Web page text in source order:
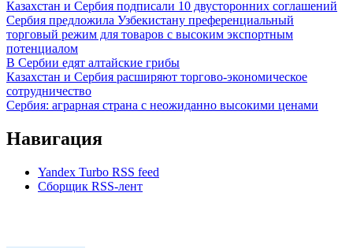
Казахстан и Сербия подписали 10 двусторонних соглашений
Сербия предложила Узбекистану преференциальный
торговый режим для товаров с высоким экспортным
потенциалом
В Сербии едят алтайские грибы
Казахстан и Сербия расширяют торгово-экономическое
сотрудничество
Сербия: аграрная страна с неожиданно высокими ценами
Навигация
Yandex Turbo RSS feed
Сборщик RSS-лент